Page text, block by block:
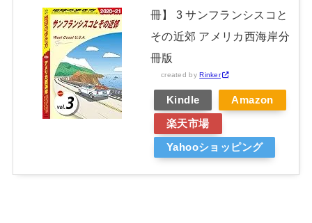
冊】 3 サンフランシスコと
その近郊 アメリカ西海岸分
冊版
created byRinker
Kindle Amazon
楽天市場
Yahooショッピング